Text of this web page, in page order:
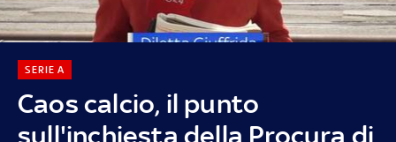
Caos calcio, il punto
sull'inchiesta della Procura di
SERIE A